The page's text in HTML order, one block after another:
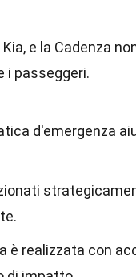
e la Cadenza
i passeggeri.
d'emergenza
è realizzata con